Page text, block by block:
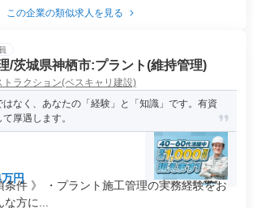
この企業の類似求人を見る
/茨城県神栖市:プラント(維持管理)
ラクション(ベスキャリ建設)
はなく、あなたの「経験」と「知識」です。有資
厚遇します。
円
条件 》 ・プラント施工管理の実務経験をお
方に...